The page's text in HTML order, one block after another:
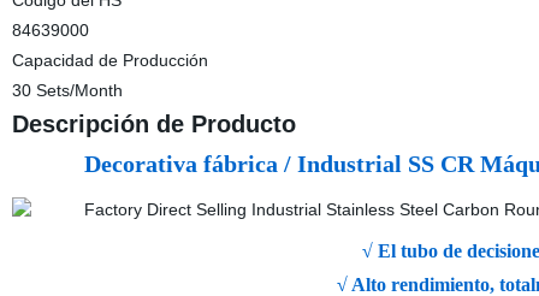
84639000
Capacidad de Producción
30 Sets/Month
Descripción de Producto
Decorativa fábrica / Industrial SS CR
√ El tubo de
√ Alto rendimiento,